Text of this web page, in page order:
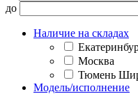
до
Наличие на складах
Москва
Тюмень
Модель/исполнение